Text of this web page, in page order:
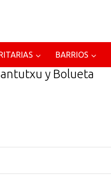
BARRIOS
y Bolueta